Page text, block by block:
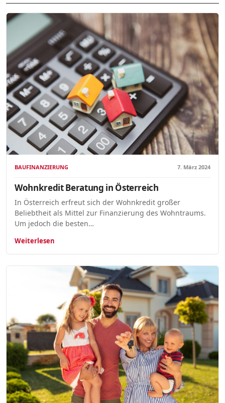
BAUFINANZIERUNG 7. März 2024
Wohnkredit Beratung in Österreich
In Österreich erfreut sich der Wohnkredit großer
Beliebtheit als Mittel zur Finanzierung des Wohntraums.
Um jedoch die besten…
Weiterlesen